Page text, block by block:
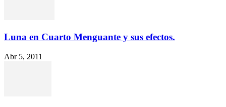
Luna en Cuarto Menguante y sus efectos.
Abr 5, 2011